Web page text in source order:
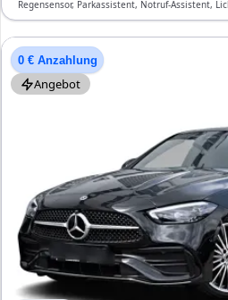
Regensensor, Parkassistent, Notruf-Assistent,
Bluetooth, Freisprecheinrichtung,
0 € Anzahlung
Angebot